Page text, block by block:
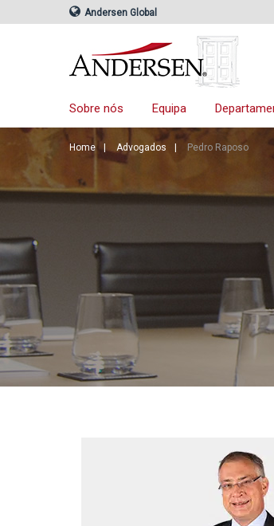
Andersen Global
Sobre nós Equipa
Home Advogados Pedro Raposo